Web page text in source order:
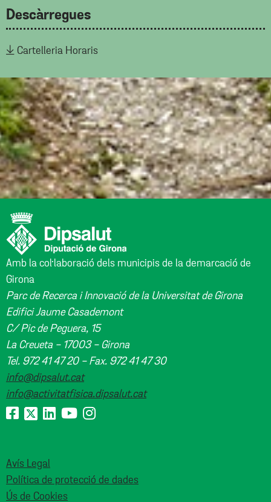
Descàrregues
Cartelleria Horaris
Amb la col·laboració dels municipis de la demarcació de
Girona
Parc de Recerca i Innovació de la Universitat de Girona
Edifici Jaume Casademont
C/ Pic de Peguera, 15
La Creueta - 17003 - Girona
Tel. 972 41 47 20 - Fax. 972 41 47 30
info@dipsalut.cat
info@activitatfisica.dipsalut.cat
Avís Legal
Política de protecció de dades
Ús de Cookies